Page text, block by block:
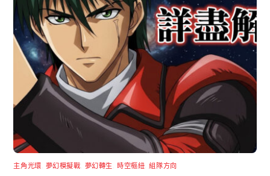
主角光環 夢幻模擬戰 夢幻轉生 ,時空樞紐 ,組隊方向